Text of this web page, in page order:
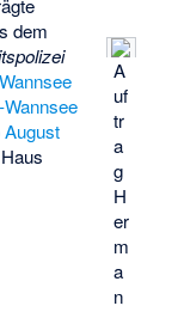
A
uf
tr
a
g
H
er
m
a
n
dem
Wannsee
August